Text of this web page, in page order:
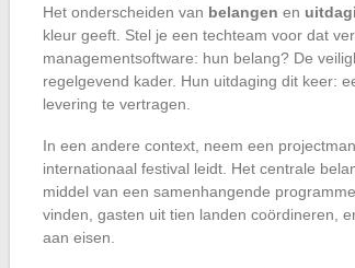
Het onderscheiden van belangen en
kleur geeft. Stel je een techteam voor dat
managementsoftware: hun belang? De
regelgevend kader. Hun uitdaging dit keer:
levering te vertragen.
In een andere context, neem een
internationaal festival leidt. Het centrale
middel van een samenhangende
vinden, gasten uit tien landen coördineren,
aan eisen.